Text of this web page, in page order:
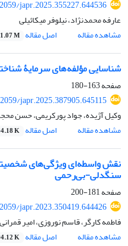
japr.2025.355227.644536
عارفه محمدنژاد، نیلوفر میکائیلی
مشاهده مقاله
اصل مقاله 1.07 M
شناسایی مؤلفه‌های سرمایۀ
صفحه163-180
japr.2025.387905.645115
وکیل آژیده، جواد پورکریمی، حسن
مشاهده مقاله
اصل مقاله K
نقش واسطه‌ای ویژگی‌های
سنگدلی-بی‌رحمی
صفحه181-200
japr.2023.350419.644426
فاطمه کارگر، قاسم نوروزی، امیر قمرانی
مشاهده مقاله
اصل مقاله K